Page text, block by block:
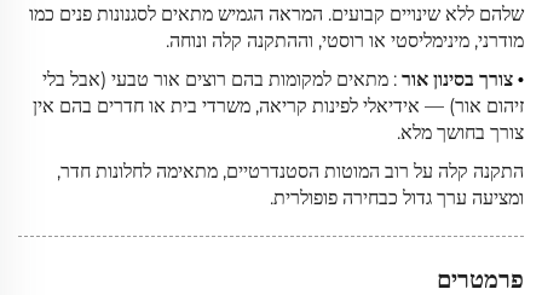
שלהם ללא שינויים קבועים. המראה הגמיש מתאים לסגנונות פנים כמו
מודרני, מינימליסטי או רוסטי, וההתקנה קלה ונוחה.
• צורך בסינון אור : מתאים למקומות בהם רוצים אור טבעי (אבל בלי
זיהום אור) — אידיאלי לפינות קריאה, משרדי בית או חדרים בהם אין
צורך בחושך מלא.
התקנה קלה על רוב המוטות הסטנדרטיים, מתאימה לחלונות חדר,
ומציעה ערך גדול כבחירה פופולרית.
פרמטרים